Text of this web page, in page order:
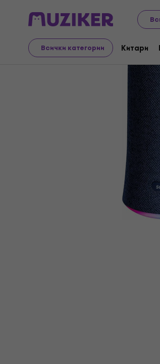
Всички категории Китари
Аудио Видео Техника
Прекратена продажба